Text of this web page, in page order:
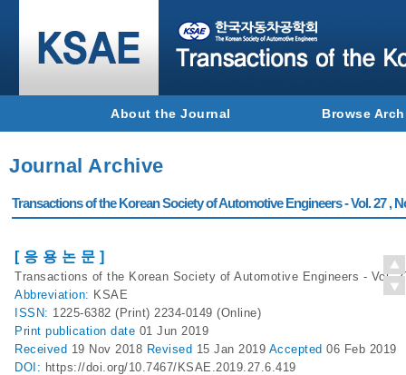
About the Journal Browse
Journal Archive
Transactions of the Korean Society of Automotive Engineers - Vol. 27 ,
[ 응 용 논 문 ]
Transactions of the Korean Society of Automotive Engineers - Vol.
Abbreviation: KSAE
ISSN: 1225-6382 (Print) 2234-0149 (Online)
Print publication date 01 Jun 2019
Received 19 Nov 2018 Revised 15 Jan 2019 Accepted 06 Feb 2019
DOI: https://doi.org/10.7467/KSAE.2019.27.6.419